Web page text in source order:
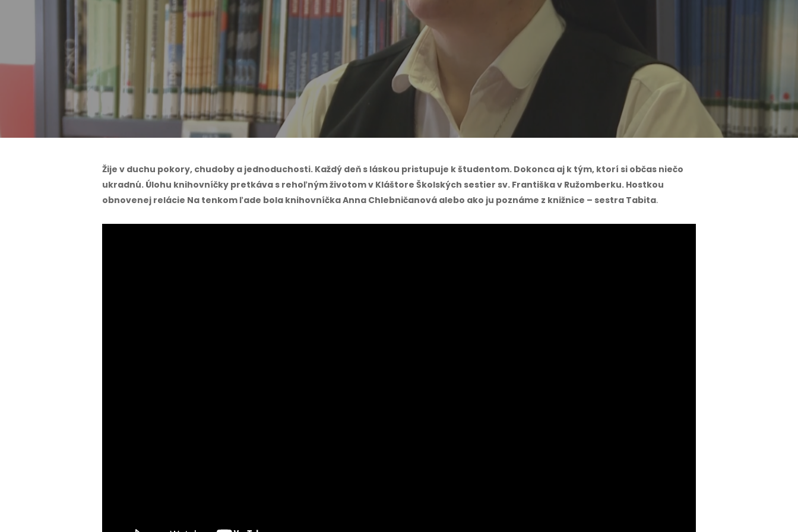
By Martin Kret No Comments
Žije v duchu pokory, chudoby a jednoduchosti. Každý deň s láskou pristupuje k študentom. Dokonca aj k tým, ktorí si občas niečo
ukradnú. Úlohu knihovníčky pretkáva s rehoľným životom v Kláštore Školských sestier sv. Františka v Ružomberku. Hostkou
obnovenej relácie Na tenkom ľade bola knihovníčka Anna Chlebničanová alebo ako ju poznáme z knižnice – sestra Tabita.